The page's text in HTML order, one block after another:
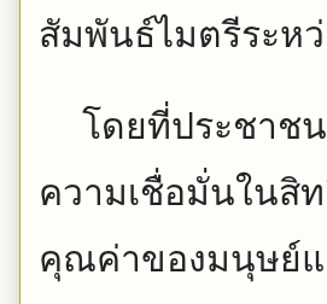
สัมพันธ์ไมตรีระห
โดยที่ประชาช
ความเชื่อมั่นในสิ
คุณค่าของมนุษย์แ